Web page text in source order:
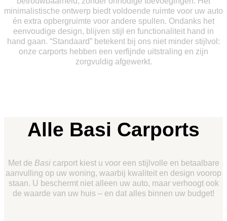
minimalistische ontwerp biedt voldoende ruimte voor uw auto
én extra opbergruimte voor andere spullen. Ondanks het
eenvoudige design, blijven stijl en functionaliteit hand in
hand gaan. “Standaard” betekent bij ons niet minder stijlvol:
onze carports hebben een verfijnde uitstraling en zijn
zorgvuldig afgewerkt.
Alle Basi Carports
Met de Basi carport kiest u voor een stijlvolle en betaalbare
aanvulling op uw woning, waarbij kwaliteit en design voorop
staan. U beschermt niet alleen uw auto, maar verhoogt ook
de waarde van uw huis – en dat alles binnen uw budget!